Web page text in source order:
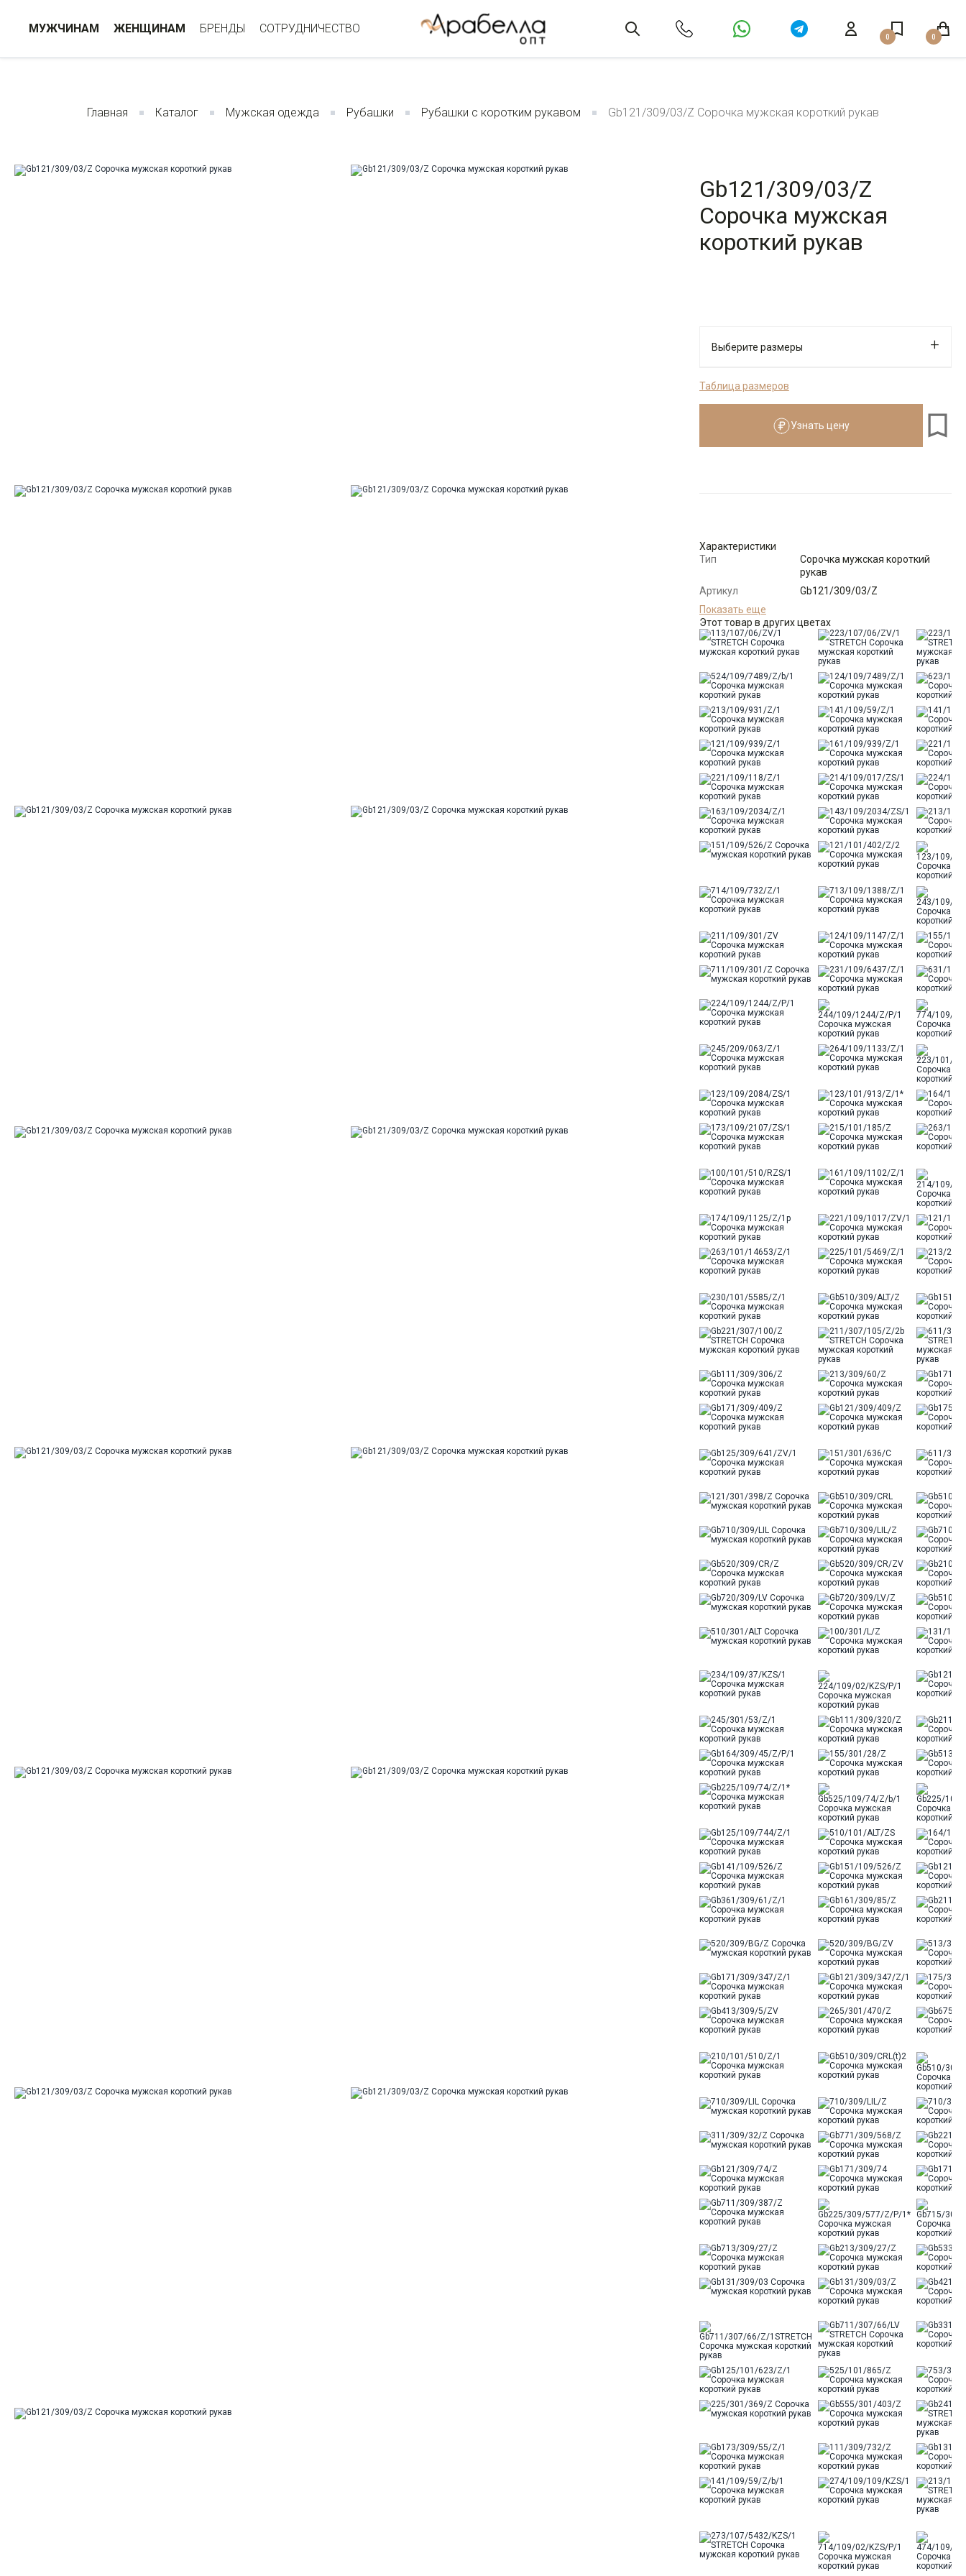
МУЖЧИНАМ ЖЕНЩИНАМ БРЕНДЫ СОТРУДНИЧЕСТВО
0 0
Главная Каталог Мужская одежда Рубашки Рубашки с коротким рукавом Gb121/309/03/Z Сорочка мужская короткий рукав
Gb121/309/03/Z
Сорочка мужская
короткий рукав
Выберите размеры
Размер Количество Доступно
39
40
Узнать о
поступлении
Таблица размеров
Узнать цену
Характеристики
Тип
Сорочка мужская короткий
рукав
Артикул
Gb121/309/03/Z
Состав
сырья
Бренд
GREG
Особенности
ткани
Жатый эффект
Модель
Зауженная
Цвет
Белый
Ворот
Французский
Карман
стандартный, слева, накладной
Силуэт
Полуприталенный силуэт /
Regular fit
Показать еще
Этот товар в других цветах